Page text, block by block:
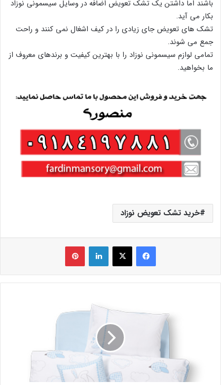
باشند اما داشتن یک تشک تعویض اضافه در وسایل سیسمونی نوزاد
بکار می آید.
تشک های تعویض جای زیادی را در کیف اشغال نمی کنند و راحت
جمع می شوند.
تمامی لوازم سیسمونی نوزاد را با بهترین کیفیت و برندهای معروف از
ما بخواهید.
خرید تشک تعویض نوزاد
فیس بوک X لینکدین ‫پین‌ترست